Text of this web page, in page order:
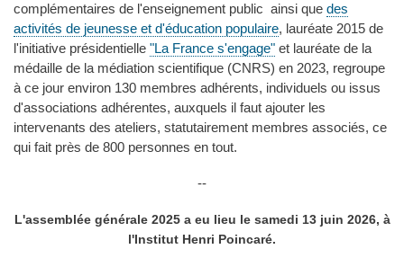
complémentaires de l'enseignement public ainsi que des
activités de jeunesse et d'éducation populaire, lauréate 2015 de
l'initiative présidentielle "La France s'engage" et lauréate de la
médaille de la médiation scientifique (CNRS) en 2023, regroupe
à ce jour environ 130 membres adhérents, individuels ou issus
d'associations adhérentes, auxquels il faut ajouter les
intervenants des ateliers, statutairement membres associés, ce
qui fait près de 800 personnes en tout.
--
L'assemblée générale 2025 a eu lieu le samedi 13 juin 2026, à
l'Institut Henri Poincaré.